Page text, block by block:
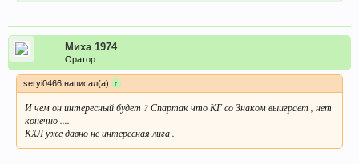
Миха 1974
Оратор
seryi0466 написал(а):↑
И чем он интересный будет ? Спартак что КГ со Знаком выиграет , нет
конечно ....
КХЛ уже давно не интересная лига .